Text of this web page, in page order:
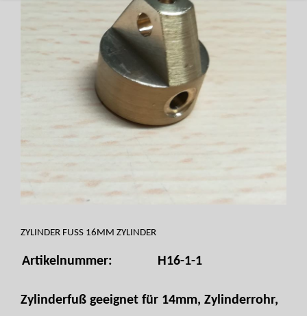
ZYLINDER FUSS 16MM ZYLINDER
Artikelnummer: H16-1-1
Zylinderfuß geeignet für 14mm, Zylinderrohr,